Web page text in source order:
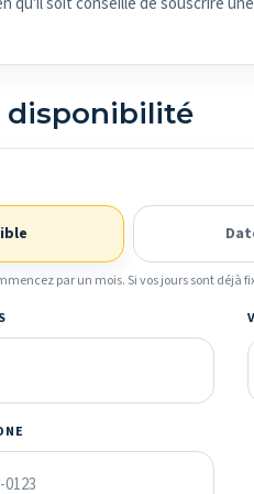
disponibilité
par un mois. Si vos jours sont déjà